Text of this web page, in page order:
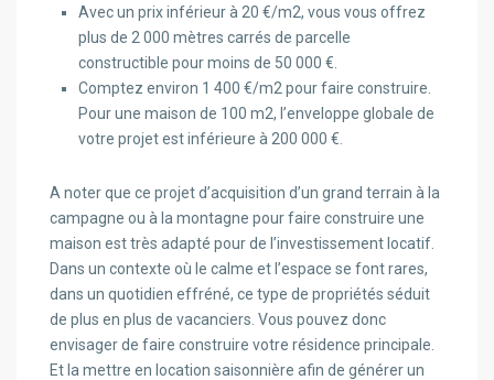
Avec un prix inférieur à 20 €/m2, vous vous offrez
plus de 2 000 mètres carrés de parcelle
constructible pour moins de 50 000 €.
Comptez environ 1 400 €/m2 pour faire construire.
Pour une maison de 100 m2, l’enveloppe globale de
votre projet est inférieure à 200 000 €.
A noter que ce projet d’acquisition d’un grand terrain à la
campagne ou à la montagne pour faire construire une
maison est très adapté pour de l’investissement locatif.
Dans un contexte où le calme et l’espace se font rares,
dans un quotidien effréné, ce type de propriétés séduit
de plus en plus de vacanciers. Vous pouvez donc
envisager de faire construire votre résidence principale.
Et la mettre en location saisonnière afin de générer un